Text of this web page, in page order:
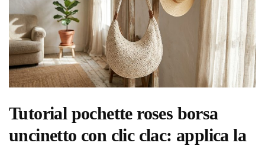
Tutorial pochette roses borsa
uncinetto con clic clac: applica la